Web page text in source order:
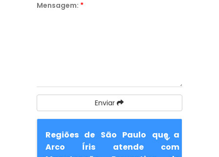
Mensagem: *
Enviar
Regiões de São Paulo que a
Arco Íris atende com